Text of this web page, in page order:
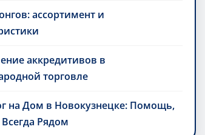
ассортимент и
аккредитивов в
торговле
на Дом в Новокузнецке: Помощь,
Рядом